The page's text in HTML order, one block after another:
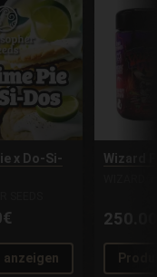
x Do-Si-
anzeigen
Wizard